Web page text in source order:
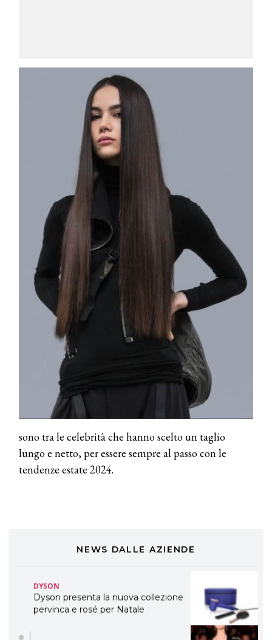
sono tra le celebrità che hanno scelto un taglio
lungo e netto, per essere sempre al passo con le
tendenze estate 2024.
NEWS DALLE AZIENDE
COSMOPROF WORLDWIDE BOLOGNA
Cosmprof Worldwide Bologna
presenta THE BEAUTY &
WELLNESS CONGRESS 2022: I
TEMI
DYSON
Dyson presenta la nuova collezione
pervinca e rosé per Natale
COTRIL
Continua la carrellata di look firmati
Cotril alla Festa del Cinema di Roma
TONI&GUY
A Natale regala una doppia
TONI&GUY “Feel Good Experience”!
TONI&GUY
LABEL.M lancia la sua innovativa ed
eco-sostenibile linea di prodotti
professionali
DAVINES
Davines presenta cofanetti beauty
WELLNESS CONGRESS 2022: I
DYSON
Dyson presenta la nuova collezione
pervinca e rosé per Natale